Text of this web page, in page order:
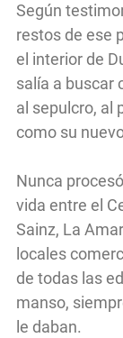
Según
restos de ese
el interior de
salía a buscar
al sepulcro, al
como su
Nunca
vida entre el
Sainz, La
locales
de todas las
manso,
le daban.